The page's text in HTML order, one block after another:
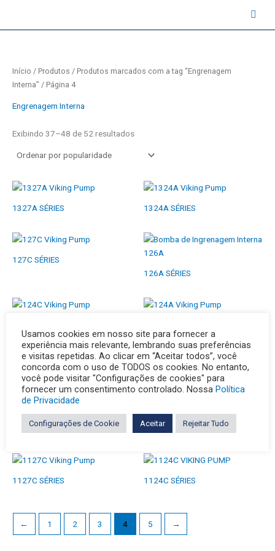
o
Início / Produtos / Produtos marcados com a tag “Engrenagem
Interna” / Página 4
Engrenagem Interna
Exibindo 37–48 de 52 resultados
1327A SÉRIES 1324A SÉRIES
127C SÉRIES
126A SÉRIES
123C SÉRIES 1227C SÉRIES
1224C SÉRIES 1224A SÉRIES
1127C SÉRIES 1124C SÉRIES
← 1 2 3 4 5 →
Usamos cookies em nosso site para fornecer a
experiência mais relevante, lembrando suas preferências
e visitas repetidas. Ao clicar em “Aceitar todos”, você
concorda com o uso de TODOS os cookies. No entanto,
você pode visitar "Configurações de cookies" para
fornecer um consentimento controlado. Nossa Política
de Privacidade
Configurações de Cookie Aceitar Rejeitar Tudo